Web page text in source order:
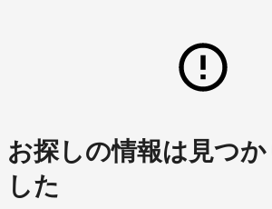
お探しの情報は見つ
した